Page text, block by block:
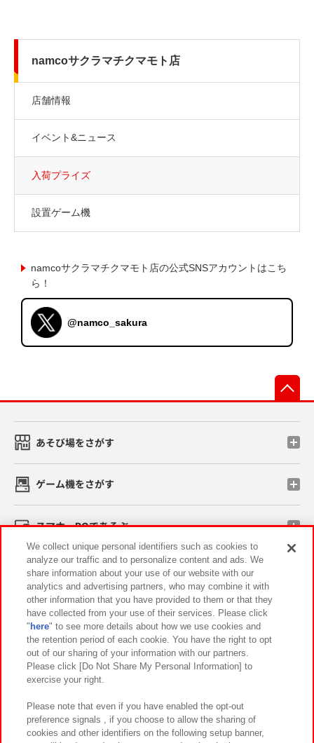
namcoサクラマチクマモト店
店舗情報
イベント&ニュース
入荷プライズ
設置ゲーム機
namcoサクラマチクマモト店の公式SNSアカウントはこち
ら！
@namco_sakura
あそび場をさがす
ゲーム機をさがす
スマホ・PCであそぶ
イベント・キャンペーン
関連会社 サステナビリティ サイトポリシー
プライバシーポリシー ウェブアクセシビリティ方針と検証結果
お取引先さまとともに
カスタマーハラスメント対応方針 よくあるご質問・お問い合わせ
We collect unique personal identifiers such as cookies to
analyze our traffic and to personalize content and ads. We
share information about your use of our website with our
analytics and advertising partners, who may combine it with
other information that you have provided to them or that they
have collected from your use of their services. Please click
" here" to see more details about how we use cookies and
the retention period of each cookie. You have the right to opt
out of our sharing of your information with our partners.
Please click [Do Not Share My Personal Information] to
exercise your right.
Please note that even if you have enabled the opt-out
preference signals , if you choose to allow the sharing of
cookies and other identifiers on the following setup banner,